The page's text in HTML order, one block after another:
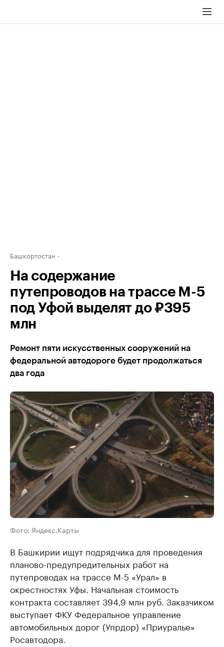
Башкортостан
На содержание
путепроводов на трассе М-5
под Уфой выделят до ₽395
млн
Ремонт пяти искусственных сооружений на
федеральной автодороге будет продолжаться
два года
Фото: Яндекс.Карты
В Башкирии ищут подрядчика для проведения
планово-предупредительных работ на
путепроводах на трассе М-5 «Урал» в
окрестностях Уфы. Начальная стоимость
контракта составляет 394,9 млн руб. Заказчиком
выступает ФКУ Федеральное управление
автомобильных дорог (Упрдор) «Приуралье»
Росавтодора.